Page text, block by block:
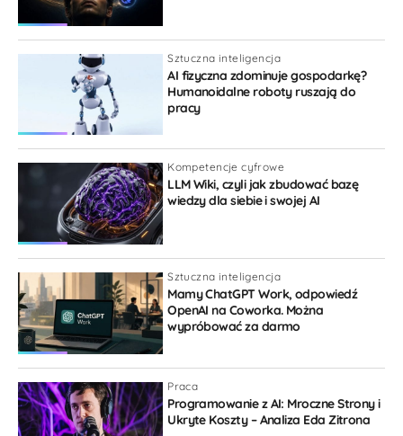
Internet jest jak coraz bardziej ekskluzywny klub. Czas
2 lat temu
[…] >>> Dla wielu z nas utrata zasięgu
na wakacjach staje się takim małym końcem…
Jak tu podzielić się pięknymi zdjęciami
i sprawdzić drogę wśród drzew? Bez sieci ani
rusz! Są jednak ludzie, którzy codziennie
spotykają się z trudnościami związanymi
z obsługą komputera. Statystycznie może ich
być nawet kilkanaście procent! O kim mowa?
O tym w Homodigital.pl napisała Sylwia Błach.
[…]
0
Odpowiedz
Personalizacja w bankowości: kiedy będą czytać nam
w myślach?
9 miesięcy temu
Sztuczna inteligencja
AI fizyczna zdominuje gospodarkę?
Humanoidalne roboty ruszają do
pracy
Kompetencje cyfrowe
LLM Wiki, czyli jak zbudować bazę
wiedzy dla siebie i swojej AI
Sztuczna inteligencja
Mamy ChatGPT Work, odpowiedź
OpenAI na Coworka. Można
wypróbować za darmo
Praca
Programowanie z AI: Mroczne Strony i
Ukryte Koszty – Analiza Eda Zitrona